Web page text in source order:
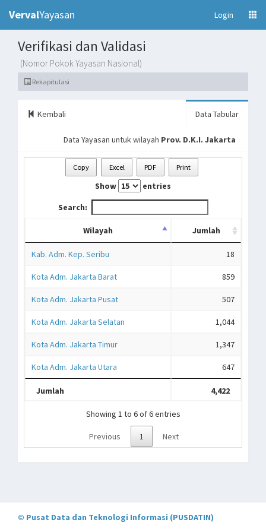
VervalYayasan Login (current)
Verifikasi dan Validasi
(Nomor Pokok Yayasan Nasional)
Rekapitulasi
Data Tabular
Kembali
Data Yayasan untuk wilayah Prov. D.K.I. Jakarta
Copy Excel PDF Print
Show
entries
Search:
Wilayah Jumlah
Kab. Adm. Kep. Seribu 18
Kota Adm. Jakarta Barat 859
Kota Adm. Jakarta Pusat 507
Kota Adm. Jakarta Selatan 1,044
Kota Adm. Jakarta Timur 1,347
Kota Adm. Jakarta Utara 647
Jumlah 4,422
Showing 1 to 6 of 6 entries
Previous 1 Next
© Pusat Data dan Teknologi Informasi (PUSDATIN)